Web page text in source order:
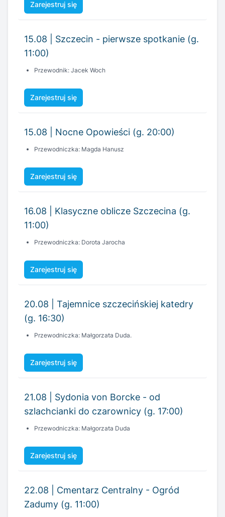
11:00)
Zarejestruj się
Przewodniczka: Magda Hanusz
Zarejestruj się
11:00)
Zarejestruj się
(g. 16:30)
Zarejestruj się
szlachcianki do czarownicy (g. 17:00)
Zarejestruj się
Zadumy (g. 11:00)
Zarejestruj się